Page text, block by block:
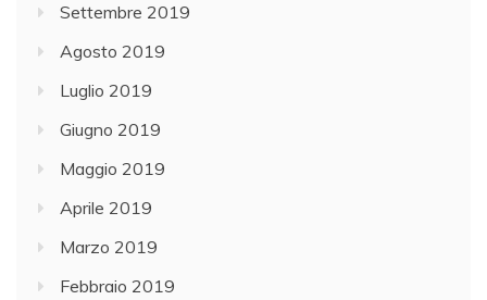
Settembre 2019
Agosto 2019
Luglio 2019
Giugno 2019
Maggio 2019
Aprile 2019
Marzo 2019
Febbraio 2019